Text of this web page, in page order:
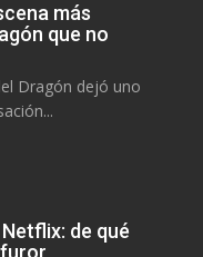
más
que no
Dragón dejó uno
de qué